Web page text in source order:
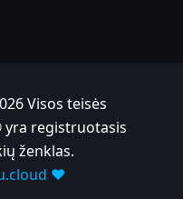
Visos teisės
yra registruotasis
ženklas.
❤️